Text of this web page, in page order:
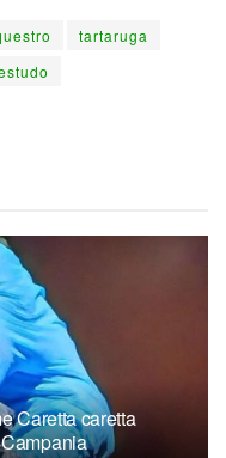
tartaruga
Caretta caretta